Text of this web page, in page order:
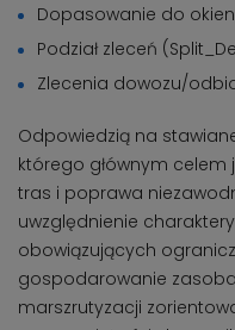
Dopasowanie do
Podział zleceń
Zlecenia dowozu/
Odpowiedzią na
którego głównym celem
tras i poprawa
uwzględnienie
obowiązujących
gospodarowanie
marszrutyzacji